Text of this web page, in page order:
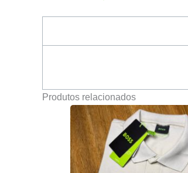
Produtos relacionados